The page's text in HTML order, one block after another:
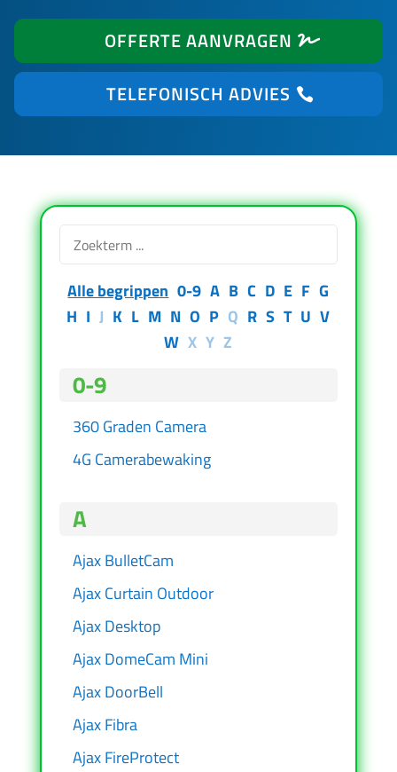
OFFERTE AANVRAGEN
TELEFONISCH ADVIES
Alle begrippen 0-9 A B C D E F G
H I J K L M N O P Q R S T U V
W X Y Z
0-9
360 Graden Camera
4G Camerabewaking
A
Ajax BulletCam
Ajax Curtain Outdoor
Ajax Desktop
Ajax DomeCam Mini
Ajax DoorBell
Ajax Fibra
Ajax FireProtect